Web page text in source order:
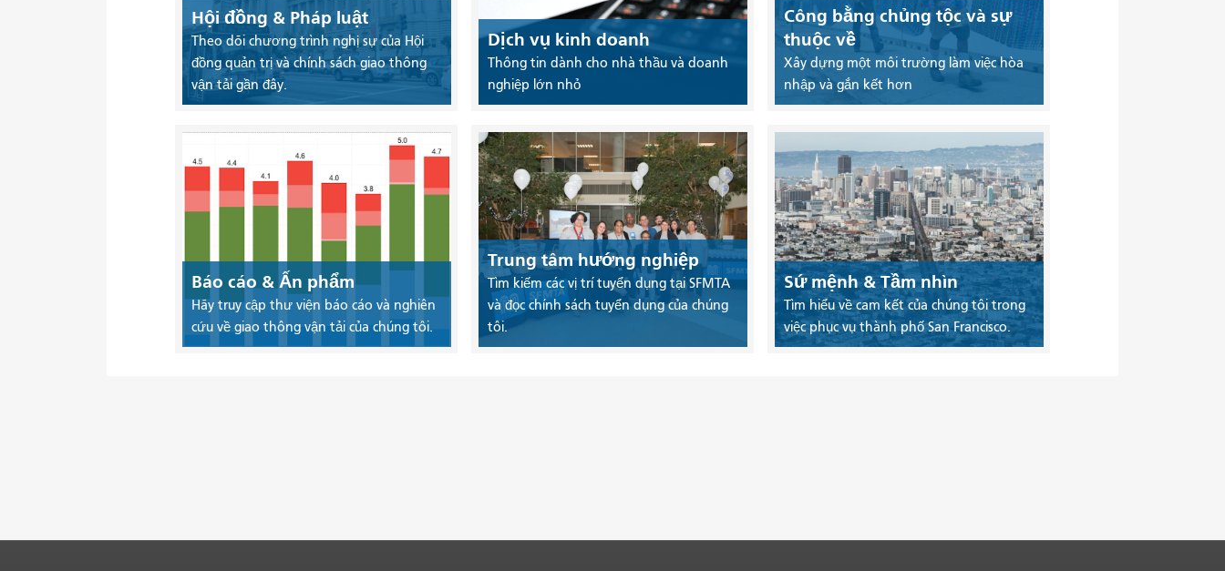
Hội đồng & Pháp luật
Theo dõi chương trình nghị sự của Hội
đồng quản trị và chính sách giao thông
vận tải gần đây.
Dịch vụ kinh doanh
Thông tin dành cho nhà thầu và doanh
nghiệp lớn nhỏ
Công bằng chủng tộc và sự
thuộc về
Xây dựng một môi trường làm việc hòa
nhập và gắn kết hơn
Báo cáo & Ấn phẩm
Hãy truy cập thư viện báo cáo và nghiên
cứu về giao thông vận tải của chúng tôi.
Trung tâm hướng nghiệp
Tìm kiếm các vị trí tuyển dụng tại SFMTA
và đọc chính sách tuyển dụng của chúng
tôi.
Sứ mệnh & Tầm nhìn
Tìm hiểu về cam kết của chúng tôi trong
việc phục vụ thành phố San Francisco.